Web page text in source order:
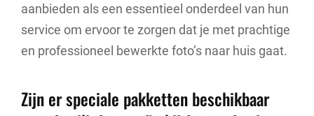
aanbieden als een essentieel onderdeel van hun
service om ervoor te zorgen dat je met prachtige
en professioneel bewerkte foto’s naar huis gaat.
Zijn er speciale pakketten beschikbaar